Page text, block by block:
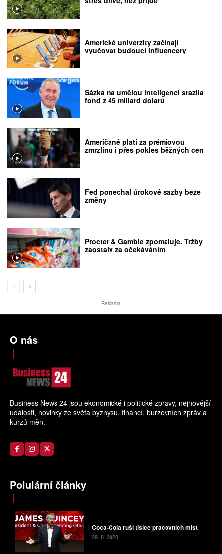
Americké univerzity začínají
vyučovat budoucí influencery
Sázka na umělou inteligenci srazila
fond z 45 miliard dolarů
Američané platí za prémiovou
zmrzlinu i přes pokles běžných cen
Fed ponechal úrokové sazby beze
změny
Procter & Gamble zpomaluje. Tržby
zaostaly za očekáváním
Reklama
O nás
Business News 24 jsou ekonomické i politické zprávy, nejnovější
události, novinky ze světa byznysu, financí, burzovních zpráv a
kurzů měn.
Polulární články
Coca-Cola ruší tisíce pracovních míst
29. 8. 2020